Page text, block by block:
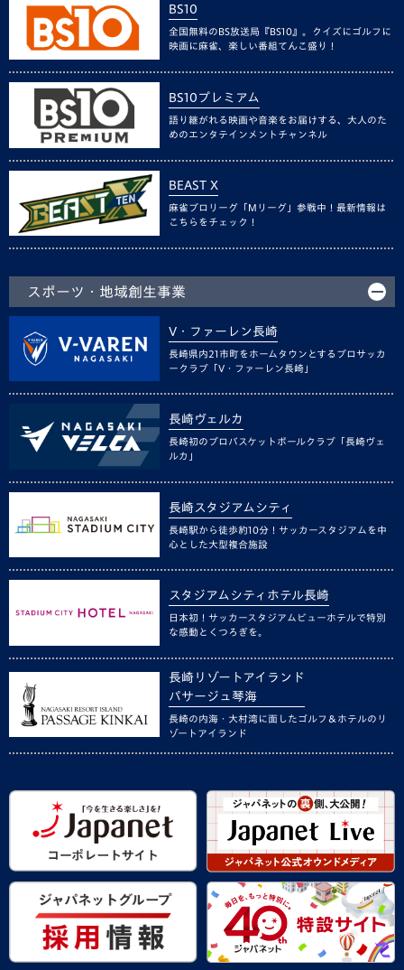
BS10
全国無料のBS放送局『BS10』。クイズにゴルフに
映画に麻雀、楽しい番組てんこ盛り！
BS10プレミアム
語り継がれる映画や音楽をお届けする、大人のた
めのエンタテインメントチャンネル
BEAST X
麻雀プロリーグ「Mリーグ」参戦中！最新情報は
こちらをチェック！
スポーツ・地域創生事業
V・ファーレン長崎
長崎県内21市町をホームタウンとするプロサッカ
ークラブ「V・ファーレン長崎」
長崎ヴェルカ
長崎初のプロバスケットボールクラブ「長崎ヴェ
ルカ」
長崎スタジアムシティ
長崎駅から徒歩約10分！サッカースタジアムを中
心とした大型複合施設
スタジアムシティホテル長崎
日本初！サッカースタジアムビューホテルで特別
な感動とくつろぎを。
長崎リゾートアイランド
パサージュ琴海
長崎の内海・大村湾に面したゴルフ＆ホテルのリ
ゾートアイランド